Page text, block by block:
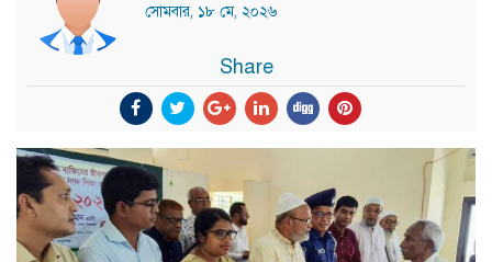
সোমবার, ১৮ মে, ২০২৬
Share